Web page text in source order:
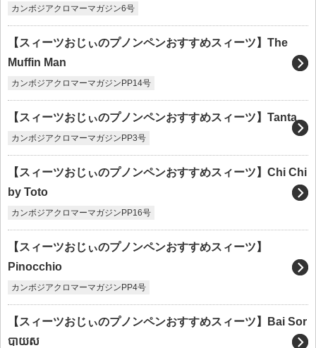
カンボジアクロマーマガジン6号
【スィーツおじぃのプノンペンおすすめスィーツ】The
Muffin Man
カンボジアクロマーマガジンPP14号
【スィーツおじぃのプノンペンおすすめスィーツ】Tanta
カンボジアクロマーマガジンPP3号
【スィーツおじぃのプノンペンおすすめスィーツ】Chi Chi
by Toto
カンボジアクロマーマガジンPP16号
【スィーツおじぃのプノンペンおすすめスィーツ】
Pinocchio
カンボジアクロマーマガジンPP4号
【スィーツおじぃのプノンペンおすすめスィーツ】Bai Sor
បាយស